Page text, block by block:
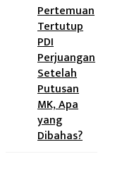
Pertemuan
Tertutup
PDI
Perjuangan
Setelah
Putusan
MK, Apa
yang
Dibahas?